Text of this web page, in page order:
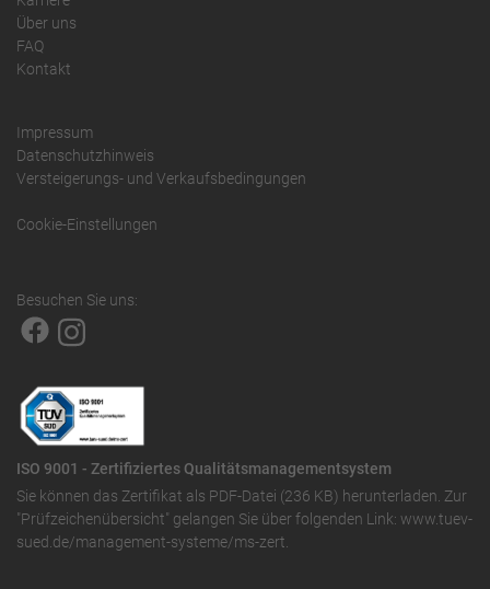
Über uns
FAQ
Kontakt
Impressum
Datenschutzhinweis
Versteigerungs- und Verkaufsbedingungen
Cookie-Einstellungen
Besuchen Sie uns:
ISO 9001 - Zertifiziertes Qualitätsmanagementsystem
Sie können das Zertifikat als PDF-Datei (236 KB) herunterladen. Zur
"Prüfzeichenübersicht" gelangen Sie über folgenden Link: www.tuev-
sued.de/management-systeme/ms-zert